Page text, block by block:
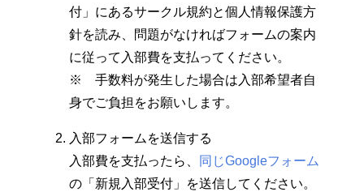
付」にあるサークル規約と個人情報保護方
針を読み、問題がなければフォームの案内
に従って入部費を支払ってください。
※ 手数料が発生した場合は入部希望者自
身でご負担をお願いします。
入部フォームを送信する
入部費を支払ったら、
同じGoogleフォーム
の「新規入部受付」を送信してください。